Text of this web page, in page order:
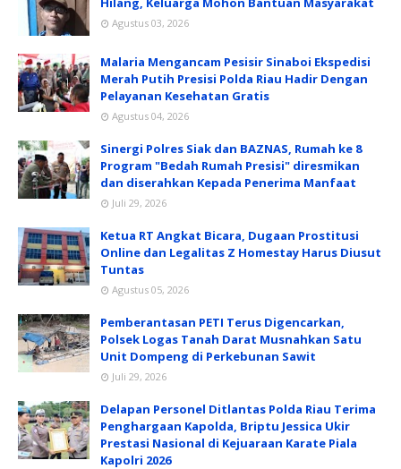
Agustus 03, 2026
Malaria Mengancam Pesisir Sinaboi Ekspedisi
Merah Putih Presisi Polda Riau Hadir Dengan
Pelayanan Kesehatan Gratis
Agustus 04, 2026
Sinergi Polres Siak dan BAZNAS, Rumah ke 8
Program "Bedah Rumah Presisi" diresmikan
dan diserahkan Kepada Penerima Manfaat
Juli 29, 2026
Ketua RT Angkat Bicara, Dugaan Prostitusi
Online dan Legalitas Z Homestay Harus Diusut
Tuntas
Agustus 05, 2026
Pemberantasan PETI Terus Digencarkan,
Polsek Logas Tanah Darat Musnahkan Satu
Unit Dompeng di Perkebunan Sawit
Juli 29, 2026
Delapan Personel Ditlantas Polda Riau Terima
Penghargaan Kapolda, Briptu Jessica Ukir
Prestasi Nasional di Kejuaraan Karate Piala
Kapolri 2026